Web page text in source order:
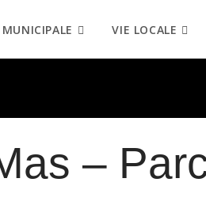
VIE LOCALE
–